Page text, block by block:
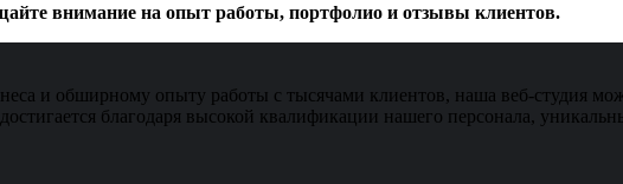
внимание на опыт работы, портфолио и отзывы клиентов.
и обширному опыту работы с тысячами клиентов, наша веб-студия
благодаря высокой квалификации нашего персонала,